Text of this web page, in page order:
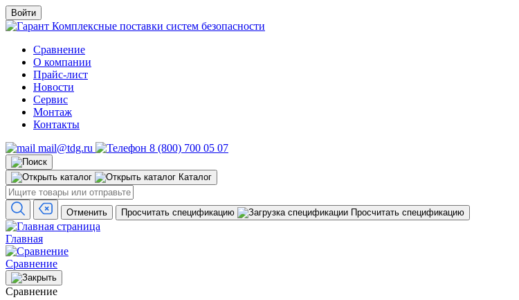
Войти
Комплексные поставки систем безопасности
Сравнение
О компании
Прайс-лист
Новости
Сервис
Монтаж
Контакты
mail@tdg.ru
8 (800) 700 05 07
Каталог
Отменить Просчитать спецификацию Просчитать спецификацию
Главная
Сравнение
Сравнение